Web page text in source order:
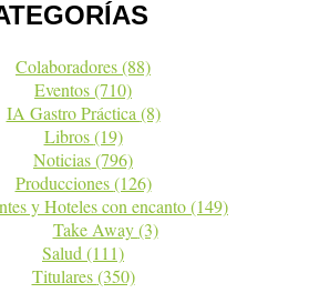
Colaboradores(88)
Eventos(710)
IA Gastro Práctica(8)
Libros(19)
Noticias(796)
Producciones(126)
y Hoteles con encanto(149)
Take Away(3)
Salud(111)
Titulares(350)